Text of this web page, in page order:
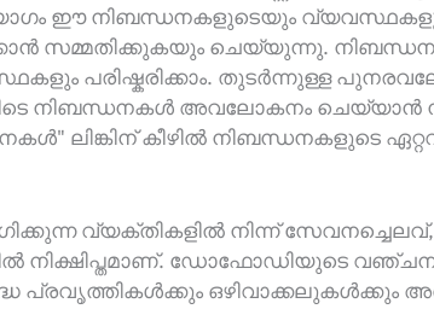
ഈ നിബന്ധനകളുടെയും
സമ്മതിക്കുകയും ചെയ്യുന്നു.
പരിഷ്കരിക്കാം. തുടർന്നുള്ള
നിബന്ധനകൾ അവലോകനം ചെയ്യാൻ
ലിങ്കിന് കീഴിൽ നിബന്ധനകളുടെ
വ്യക്തികളിൽ നിന്ന്
നിക്ഷിപ്തമാണ്. ഡോഫോഡിയുടെ
പ്രവൃത്തികൾക്കും ഒഴിവാക്കലുകൾക്കും